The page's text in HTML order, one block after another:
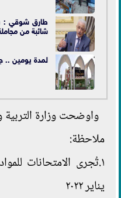
طارق شوقي :
شائبة من
لمدة يومين ..
واوضحت وزارة التربية
ملاحظة:
يناير ٢٠٢٢